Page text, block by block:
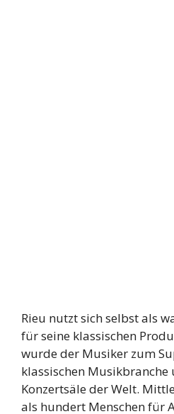
Rieu nutzt sich selbst als
für seine klassischen
wurde der Musiker zum
klassischen
Konzertsäle der Welt.
als hundert Menschen für